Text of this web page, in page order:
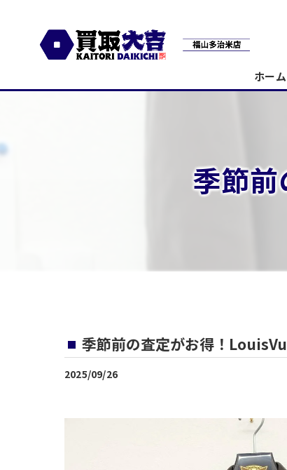
ホーム
季節
季節前の査定がお得！
2025/09/26